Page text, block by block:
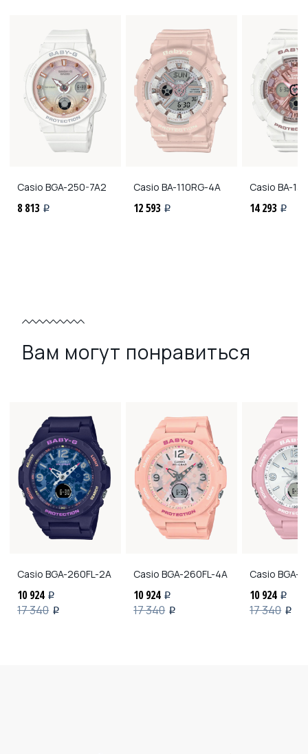
Casio BGA-250-7A2
8 813 i
Casio BA-110RG-4A
12 593 i
Casio BA-
14 293 i
Вам могут понравиться
Casio BGA-260FL-2A
10 924 i
17 340 i
Casio BGA-260FL-4A
10 924 i
17 340 i
Casio BGA-
10 924 i
17 340 i